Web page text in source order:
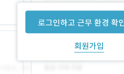
로그인하고 근무 환경 확
회원가입